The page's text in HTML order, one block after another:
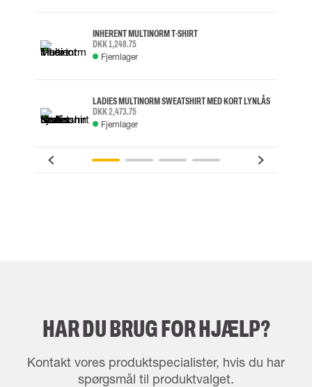
INHERENT MULTINORM T-SHIRT
DKK 1,248.75
Fjernlager
LADIES MULTINORM SWEATSHIRT MED KORT LYNLÅS
DKK 2,473.75
Fjernlager
HAR DU BRUG FOR HJÆLP?
Kontakt vores produktspecialister, hvis du har
spørgsmål til produktvalget.